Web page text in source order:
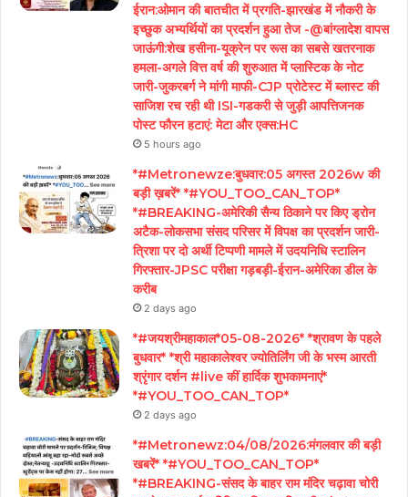
ईरान:ओमान की बातचीत में प्रगति-झारखंड में नौकरी के
इच्छुक अभ्यर्थियों का प्रदर्शन हुआ तेज -@बांग्लादेश वापस
जाऊंगी:शेख हसीना-यूक्रेन पर रूस का सबसे खतरनाक
हमला-अगले वित्त वर्ष की शुरुआत में प्लास्टिक के नोट
जारी-जुकरबर्ग ने मांगी माफी-CJP प्रोटेस्ट में ब्लास्ट की
साजिश रच रही थी ISI-गडकरी से जुड़ी आपत्तिजनक
पोस्ट फौरन हटाएं: मेटा और एक्स:HC
5 hours ago
*#Metronewze:बुधवार:05 अगस्त 2026w की
बड़ी ख़बरें* *#YOU_TOO_CAN_TOP*
*#BREAKING-अमेरिकी सैन्य ठिकाने पर किए ड्रोन
अटैक-लोकसभा संसद परिसर में विपक्ष का प्रदर्शन जारी-
त्रिशा पर दो अर्थी टिप्पणी मामले में उदयनिधि स्टालिन
गिरफ्तार-JPSC परीक्षा गड़बड़ी-ईरान-अमेरिका डील के
करीब
2 days ago
*#जयश्रीमहाकाल*05-08-2026* *श्रावण के पहले
बुधवार* *श्री महाकालेश्वर ज्योतिर्लिंग जी के भस्म आरती
श्रृंगार दर्शन #live कीं हार्दिक शुभकामनाएं*
*#YOU_TOO_CAN_TOP*
2 days ago
*#Metronewz:04/08/2026:मंगलवार की बड़ी
खबरें* *#YOU_TOO_CAN_TOP*
*#BREAKING-संसद के बाहर राम मंदिर चढ़ावा चोरी